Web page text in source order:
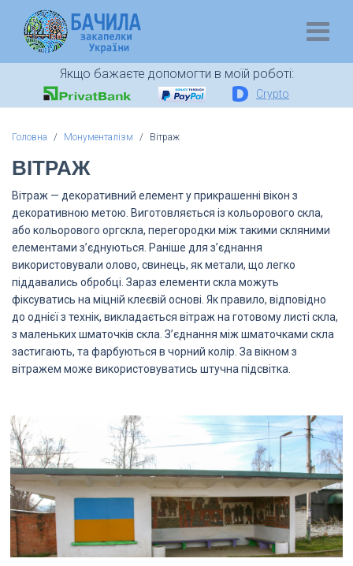
Якщо бажаєте допомогти в моїй роботі:
Crypto
Головна Монументалізм Вітраж
ВІТРАЖ
Вітраж — декоративний елемент у прикрашенні вікон з
декоративною метою. Виготовляється із кольорового скла,
або кольорового оргскла, перегородки між такими скляними
елементами з’єднуються. Раніше для з’єднання
використовували олово, свинець, як метали, що легко
піддавались обробці. Зараз елементи скла можуть
фіксуватись на міцній клеєвій основі. Як правило, відповідно
до однієї з технік, викладається вітраж на готовому листі скла,
з маленьких шматочків скла. З’єднання між шматочками скла
застигають, та фарбуються в чорний колір. За вікном з
вітражем може використовуватись штучна підсвітка.